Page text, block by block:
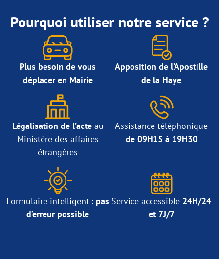
Pourquoi utiliser notre service ?
Plus besoin de vous
déplacer en Mairie
Apposition de l’Apostille
de la Haye
Légalisation de l’acteau
Ministère des affaires
étrangères
Assistance téléphonique
de 09H15 à 19H30
Formulaire intelligent : pas
d’erreur possible
Service accessible 24H/24
et 7J/7